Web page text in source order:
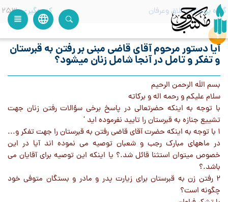
language
view_headline
گروه پرسش اخلاق وعرفان کدرهگیری 253
آیا دستور مرحوم آقاي قاضي مبنی بر رفتن به قبرستان
و تفکر و تامل در آنجا شامل زنان میشود؟
بسم اللَه الرحمن الرحيم
سلام عليکم و رحمه اله و برکاته
با توجه به اينکه حضرتعالي در پاسخ برخي سؤالات رفتن زنان جهت
تشييع جنازه به قبرستان را تاييد نفرموده ايد ‘
1 با توجه به اينکه حضرت آقاي قاضي رفتن به قبرستان را جهت تفکر و...
در ماههاي مبارک رجب و شعبان توصيه مي نموده اند آيا در اين
خصوص ميتوان استثنا قائل شد.؟ يا اينکه اين توصيه براي آقايان مي
باشد.؟
2 رفتن زن به قبرستان براي زيارت پدر و مادر و بستگان متوفي خود
چگونه است؟